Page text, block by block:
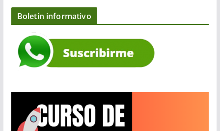
Boletín informativo